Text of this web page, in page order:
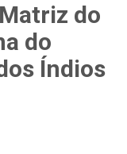
do
do
Índios